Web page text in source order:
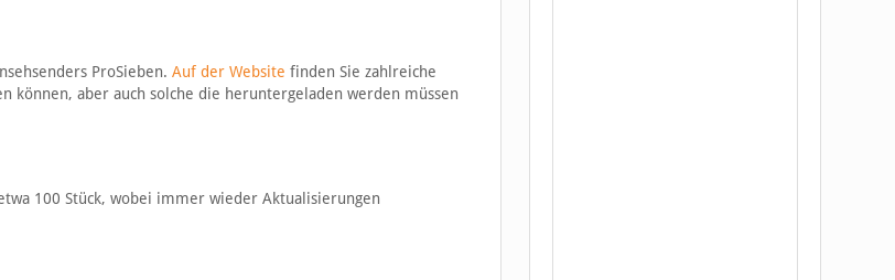
ProSieben. Auf der Website finden Sie zahlreiche
aber auch solche die heruntergeladen werden müssen
100 Stück, wobei immer wieder Aktualisierungen